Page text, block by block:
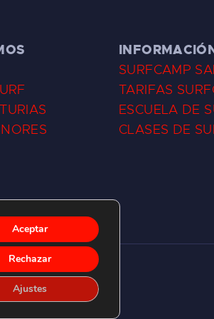
SURFCAMP
TARIFAS
ESCUELA DE
CLASES DE
Aceptar
Rechazar
Ajustes